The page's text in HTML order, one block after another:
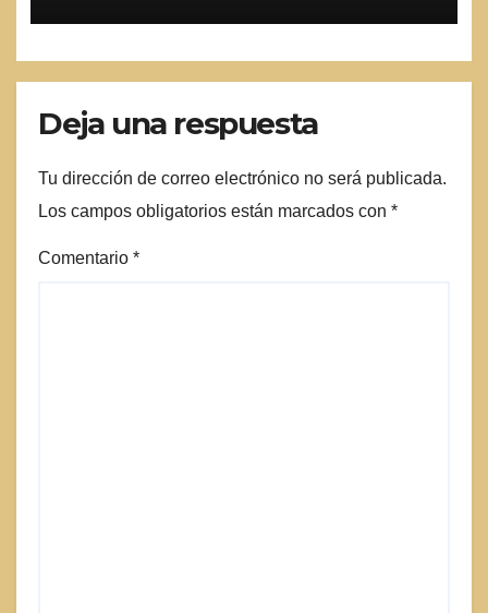
Deja una respuesta
Tu dirección de correo electrónico no será publicada.
Los campos obligatorios están marcados con *
Comentario *